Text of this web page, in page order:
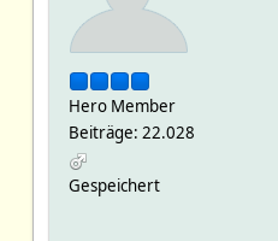
Hero Member
Beiträge: 22.028
Gespeichert